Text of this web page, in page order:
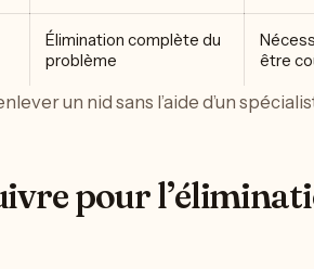
Élimination complète du
problème
être
un nid sans l’aide d’un
pour